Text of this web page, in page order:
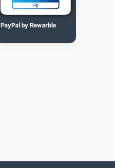
PayPal by Rewarble